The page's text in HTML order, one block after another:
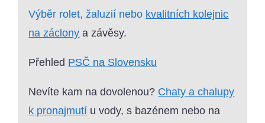
Výběr rolet, žaluzií nebo kvalitních kolejnic
na záclony a závěsy.
Přehled PSČ na Slovensku
Nevíte kam na dovolenou? Chaty a chalupy
k pronajmutí u vody, s bazénem nebo na